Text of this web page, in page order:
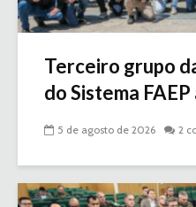
Terceiro grupo
do Sistema
5 de agosto de 2026 2